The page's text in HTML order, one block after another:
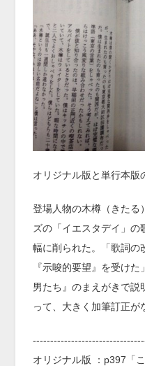
オリジナル版と単行本版
登場人物の木樽（きたる
ズの「イエスタデイ」
幅に削られた。「歌詞の
『示唆的要望』を受け
男たち』のまえがきで説
って、大きく加筆訂正が
オリジナル版 ：p397「